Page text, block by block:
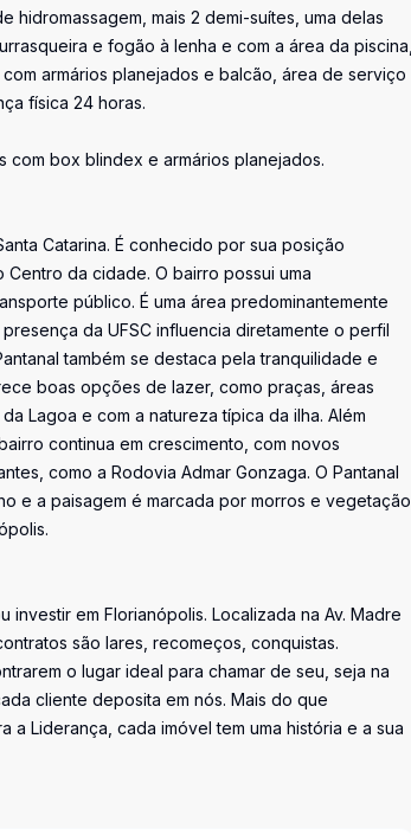
hidromassagem, mais 2 demi-suítes, uma delas
e fogão à lenha e com a área da piscina,
armários planejados e balcão, área de serviço
física 24 horas.
com box blindex e armários planejados.
Catarina. É conhecido por sua posição
da cidade. O bairro possui uma
público. É uma área predominantemente
da UFSC influencia diretamente o perfil
também se destaca pela tranquilidade e
boas opções de lazer, como praças, áreas
Lagoa e com a natureza típica da ilha. Além
continua em crescimento, com novos
como a Rodovia Admar Gonzaga. O Pantanal
e a paisagem é marcada por morros e vegetação
em Florianópolis. Localizada na Av. Madre
são lares, recomeços, conquistas.
o lugar ideal para chamar de seu, seja na
cliente deposita em nós. Mais do que
Liderança, cada imóvel tem uma história e a sua